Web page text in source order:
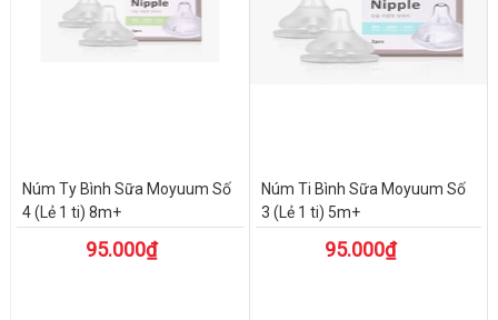
Núm Ty Bình Sữa Moyuum Số
4 (Lẻ 1 ti) 8m+
95.000₫
Núm Ti Bình Sữa Moyuum Số
3 (Lẻ 1 ti) 5m+
95.000₫